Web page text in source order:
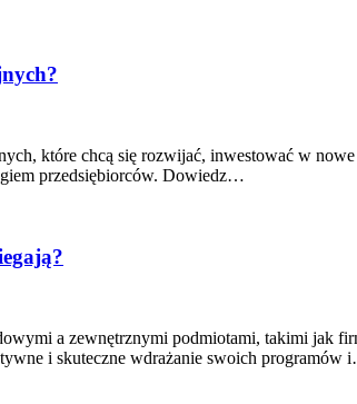
które chcą się rozwijać, inwestować w
przedsiębiorców. Dowiedz…
a zewnętrznymi podmiotami, takimi jak
i skuteczne wdrażanie swoich programów